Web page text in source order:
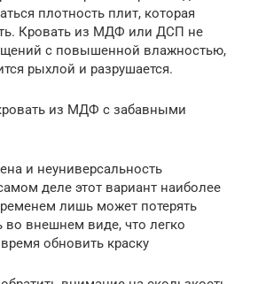
плотность плит, которая
Кровать из МДФ или ДСП не
с повышенной влажностью,
рыхлой и разрушается.
из МДФ с забавными
и неуниверсальность
деле этот вариант наиболее
лишь может потерять
во внешнем виде, что легко
обновить краску